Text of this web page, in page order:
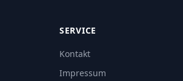
SERVICE
Kontakt
Impressum